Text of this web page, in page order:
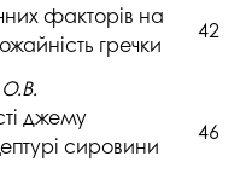
факторів на
гречки
42
джему
сировини
46